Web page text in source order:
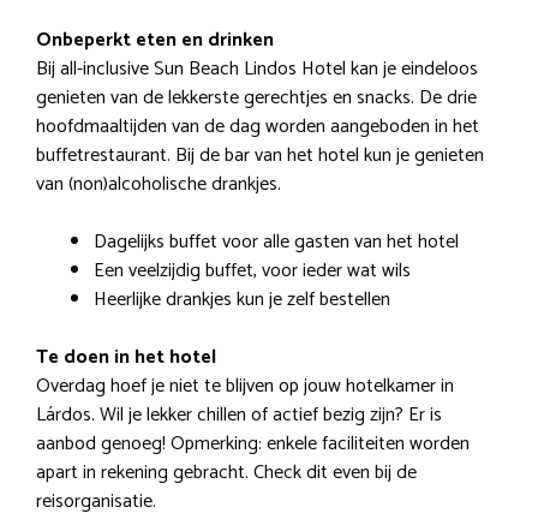
Onbeperkt eten en drinken
Bij all-inclusive Sun Beach Lindos Hotel kan je eindeloos
genieten van de lekkerste gerechtjes en snacks. De drie
hoofdmaaltijden van de dag worden aangeboden in het
buffetrestaurant. Bij de bar van het hotel kun je genieten
van (non)alcoholische drankjes.
Dagelijks buffet voor alle gasten van het hotel
Een veelzijdig buffet, voor ieder wat wils
Heerlijke drankjes kun je zelf bestellen
Te doen in het hotel
Overdag hoef je niet te blijven op jouw hotelkamer in
Lárdos. Wil je lekker chillen of actief bezig zijn? Er is
aanbod genoeg! Opmerking: enkele faciliteiten worden
apart in rekening gebracht. Check dit even bij de
reisorganisatie.